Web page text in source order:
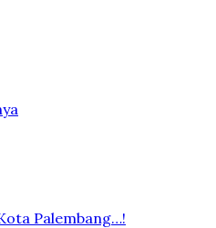
Palembang…!